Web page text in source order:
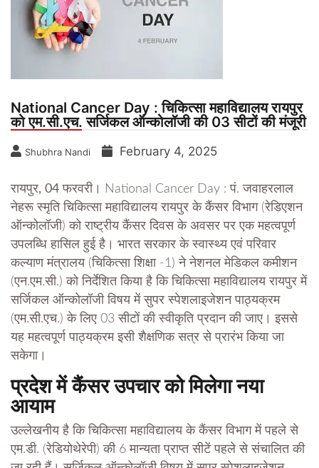
National Cancer Day : चिकित्सा महाविद्यालय रायपुर
को एम.सी.एच. सर्जिकल ऑन्कोलॉजी की 03 सीटों की मंजूरी
Shubhra Nandi February 4, 2025
रायपुर, 04 फरवरी।
National Cancer Day : पं. जवाहरलाल
नेहरू स्मृति चिकित्सा महाविद्यालय रायपुर के कैंसर विभाग (रेडिएशन
ऑन्कोलॉजी) को राष्ट्रीय कैंसर दिवस के अवसर पर एक महत्वपूर्ण
उपलब्धि हासिल हुई है। भारत सरकार के स्वास्थ्य एवं परिवार
कल्याण मंत्रालय (चिकित्सा शिक्षा -1) ने नेशनल मेडिकल कमीशन
(एन.एम.सी.) को निर्देशित किया है कि चिकित्सा महाविद्यालय रायपुर में
सर्जिकल ऑन्कोलॉजी विषय में सुपर स्पेशलाइजेशन पाठ्यक्रम
(एम.सी.एच.) के लिए 03 सीटों की स्वीकृति प्रदान की जाए। इससे
यह महत्वपूर्ण पाठ्यक्रम इसी शैक्षणिक सत्र से प्रारंभ किया जा
सकेगा।
प्रदेश में कैंसर उपचार को मिलेगा नया
आयाम
उल्लेखनीय है कि चिकित्सा महाविद्यालय के कैंसर विभाग में पहले से
एम.डी. (रेडियोथेरेपी) की 6 मान्यता प्राप्त सीटें पहले से संचालित की